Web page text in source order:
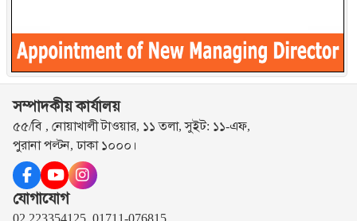
সম্পাদকীয় কার্যালয়
৫৫/বি , নোয়াখালী টাওয়ার, ১১ তলা, সুইট: ১১-এফ,
পুরানা পল্টন, ঢাকা ১০০০।
যোগাযোগ
02 223354125, 01711-076815